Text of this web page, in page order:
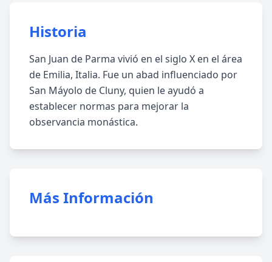
Historia
San Juan de Parma vivió en el siglo X en el área
de Emilia, Italia. Fue un abad influenciado por
San Máyolo de Cluny, quien le ayudó a
establecer normas para mejorar la
observancia monástica.
Más Información